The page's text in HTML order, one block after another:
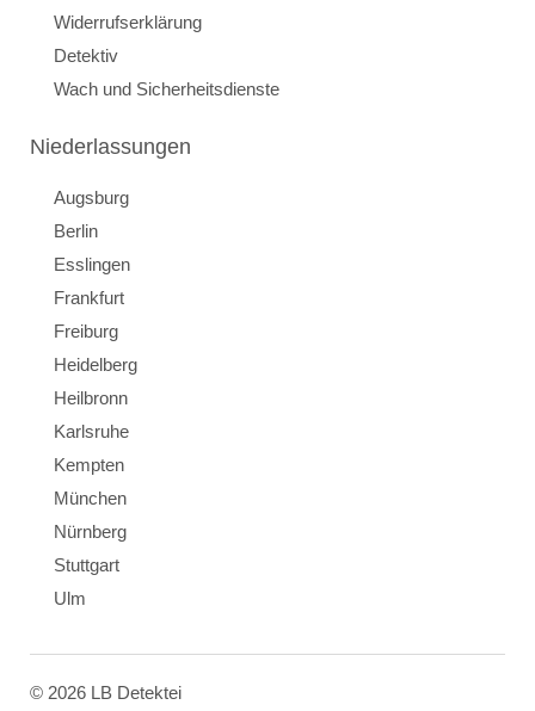
Widerrufserklärung
Detektiv
Wach und Sicherheitsdienste
Niederlassungen
Augsburg
Berlin
Esslingen
Frankfurt
Freiburg
Heidelberg
Heilbronn
Karlsruhe
Kempten
München
Nürnberg
Stuttgart
Ulm
© 2026 LB Detektei